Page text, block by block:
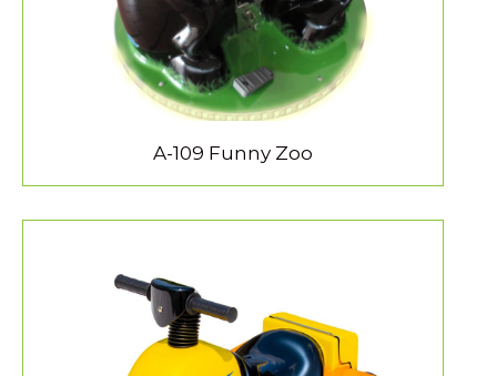
A-109 Funny Zoo